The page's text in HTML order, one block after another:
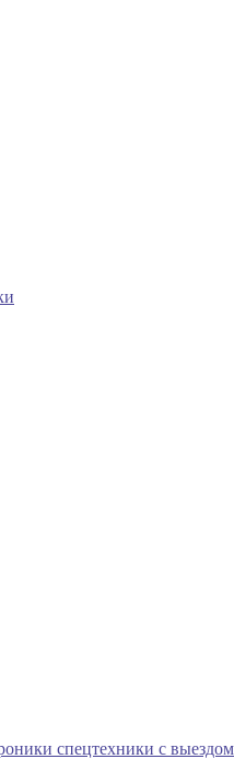
спецтехники с выездом